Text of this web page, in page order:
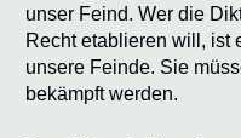
unser Feind. Wer die
Recht etablieren will, ist
unsere Feinde. Sie
bekämpft werden.